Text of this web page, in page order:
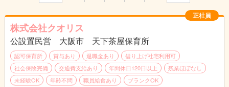
正社員
株式会社クオリス
公設置民営 大阪市 天下茶屋保育所
認可保育所 賞与あり 退職金あり
借り上げ社宅利用可
社会保険完備
交通費支給あり 年間休日120日以上
残業ほぼなし
未経験OK
年齢不問 職員給食あり ブランクOK